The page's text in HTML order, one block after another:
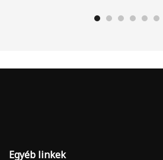
Egyéb linkek